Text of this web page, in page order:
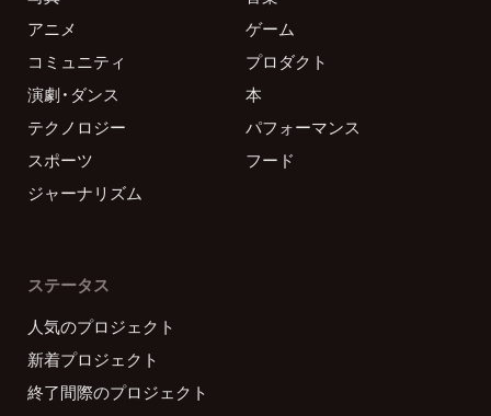
アニメ
ゲーム
コミュニティ
プロダクト
演劇・ダンス
本
テクノロジー
パフォーマンス
スポーツ
フード
ジャーナリズム
ステータス
人気のプロジェクト
新着プロジェクト
終了間際のプロジェクト